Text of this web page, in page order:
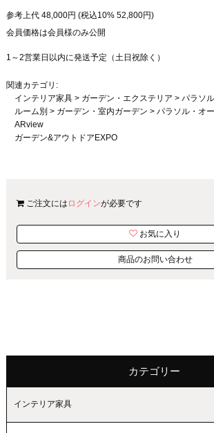
参考上代 48,000円 (税込10% 52,800円)
会員価格は会員様のみ公開
1～2営業日以内に発送予定（土日祝除く）
関連カテゴリ:
インテリア家具> ガーデン・エクステリア > パラソ
ルーム別 > ガーデン・室内ガーデン > パラソル・オ
ARview
ガーデン&アウトドアEXPO
ご注文には ログインが必要です
お気に入り
商品のお問い合わせ
カテゴリー
インテリア家具